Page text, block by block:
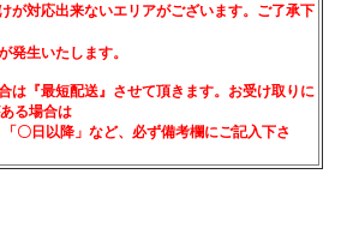
が対応出来ないエリアがございます。ご了承下
発生いたします。
は『最短配送』させて頂きます。お受け取りに
る場合は
〇日以降」など、必ず備考欄にご記入下さ